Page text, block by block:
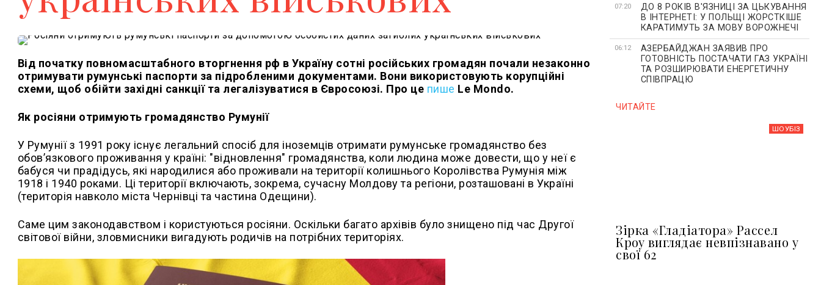
Від початку повномасштабного вторгнення рф в Україну сотні російських громадян почали незаконно
отримувати румунські паспорти за підробленими документами. Вони використовують корупційні
схеми, щоб обійти західні санкції та легалізуватися в Євросоюзі. Про це пише Le Mondo.
Як росіяни отримують громадянство Румунії
У Румунії з 1991 року існує легальний спосіб для іноземців отримати румунське громадянство без
обовʼязкового проживання у країні: "відновлення" громадянства, коли людина може довести, що у неї є
бабуся чи прадідусь, які народилися або проживали на території колишнього Королівства Румунія між
1918 і 1940 роками. Ці території включають, зокрема, сучасну Молдову та регіони, розташовані в Україні
(територія навколо міста Чернівці та частина Одещини).
Саме цим законодавством і користуються росіяни. Оскільки багато архівів було знищено під час Другої
світової війни, зловмисники вигадують родичів на потрібних територіях.
07:20
ДО 8 РОКІВ В'ЯЗНИЦІ ЗА ЦЬКУВАННЯ
В ІНТЕРНЕТІ: У ПОЛЬЩІ ЖОРСТКІШЕ
КАРАТИМУТЬ ЗА МОВУ ВОРОЖНЕЧІ
06:12
АЗЕРБАЙДЖАН ЗАЯВИВ ПРО
ГОТОВНІСТЬ ПОСТАЧАТИ ГАЗ УКРАЇНІ
ТА РОЗШИРЮВАТИ ЕНЕРГЕТИЧНУ
СПІВПРАЦЮ
ЧИТАЙТЕ
ШОУБIЗ
Зірка «Гладіатора» Рассел
Кроу виглядає невпізнавано у
свої 62